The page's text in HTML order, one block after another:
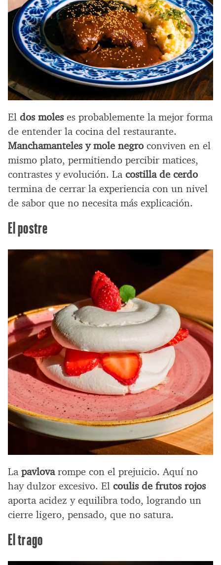
El dos moleses probablemente la mejor forma
de entender la cocina del restaurante.
Manchamanteles y mole negroconviven en el
mismo plato, permitiendo percibir matices,
contrastes y evolución. La costilla de cerdo
termina de cerrar la experiencia con un nivel
de sabor que no necesita más explicación.
El postre
La pavlovarompe con el prejuicio. Aquí no
hay dulzor excesivo. El coulis de frutos rojos
aporta acidez y equilibra todo, logrando un
cierre ligero, pensado, que no satura.
El trago